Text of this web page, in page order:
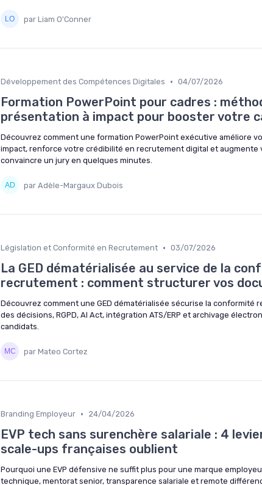
par Liam O'Conner
Développement des Compétences Digitales • 04/07/2026
Formation PowerPoint pour cadres :
présentation à impact pour booster votre
Découvrez comment une formation PowerPoint exécutive améliore
impact, renforce votre crédibilité en recrutement digital et augmente
convaincre un jury en quelques minutes.
par Adèle-Margaux Dubois
Législation et Conformité en Recrutement • 03/07/2026
La GED dématérialisée au service de la
recrutement : comment structurer vos
Découvrez comment une GED dématérialisée sécurise la conformité
des décisions, RGPD, AI Act, intégration ATS/ERP et archivage
candidats.
par Mateo Cortez
Branding Employeur • 24/04/2026
EVP tech sans surenchère salariale : 4
scale-ups françaises oublient
Pourquoi une EVP défensive ne suffit plus pour une marque
technique, mentorat senior, transparence salariale et remote